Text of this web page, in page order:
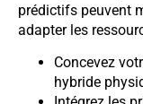
prédictifs peuvent
adapter les
Concevez
hybride